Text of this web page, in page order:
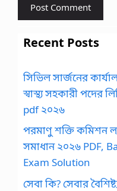
Recent Posts
সিভিল সার্জনের
স্বাস্থ্য সহকারী পদের
pdf ২০২৬
পরমাণু শক্তি কমিশন
সমাধান ২০২৬ PDF,
Exam Solution
সেবা কি? সেবার